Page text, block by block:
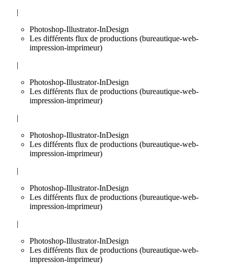
|
Photoshop-Illustrator-InDesign
Les différents flux de productions (bureautique-web-
impression-imprimeur)
|
Photoshop-Illustrator-InDesign
Les différents flux de productions (bureautique-web-
impression-imprimeur)
|
Photoshop-Illustrator-InDesign
Les différents flux de productions (bureautique-web-
impression-imprimeur)
|
Photoshop-Illustrator-InDesign
Les différents flux de productions (bureautique-web-
impression-imprimeur)
|
Photoshop-Illustrator-InDesign
Les différents flux de productions (bureautique-web-
impression-imprimeur)